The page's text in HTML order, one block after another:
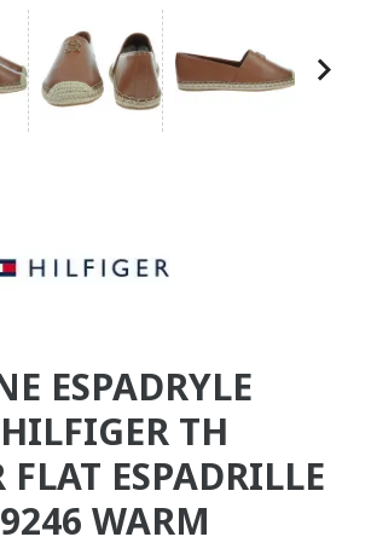
ESPADRYLE
TH
FLAT ESPADRILLE
WARM